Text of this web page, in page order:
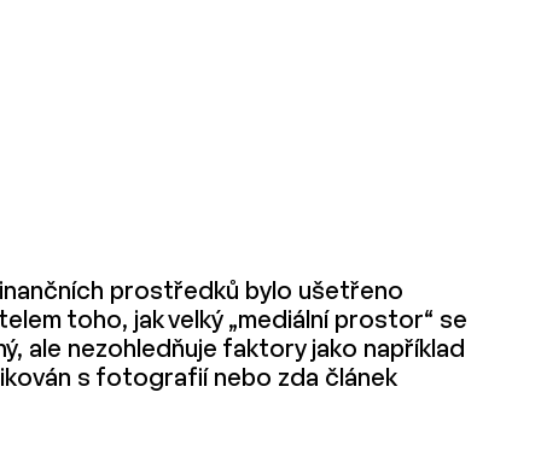
prostředků bylo ušetřeno
toho, jak velký „mediální prostor“ se
ale nezohledňuje faktory jako například
s fotografií nebo zda článek